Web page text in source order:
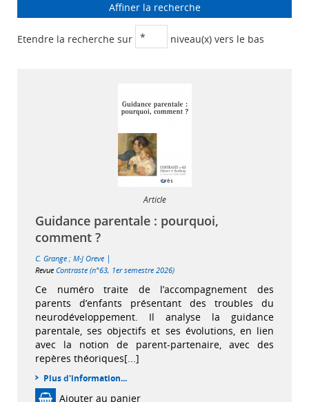
Affiner la recherche
Etendre la recherche sur niveau(x) vers le bas
Article
Guidance parentale : pourquoi,
comment ?
C. Grange ; M-J Oreve |
Revue Contraste (n°63, 1er semestre 2026)
Ce numéro traite de l’accompagnement des
parents d’enfants présentant des troubles du
neurodéveloppement. Il analyse la guidance
parentale, ses objectifs et ses évolutions, en lien
avec la notion de parent-partenaire, avec des
repères théoriques[...]
Plus d'information...
Ajouter au panier